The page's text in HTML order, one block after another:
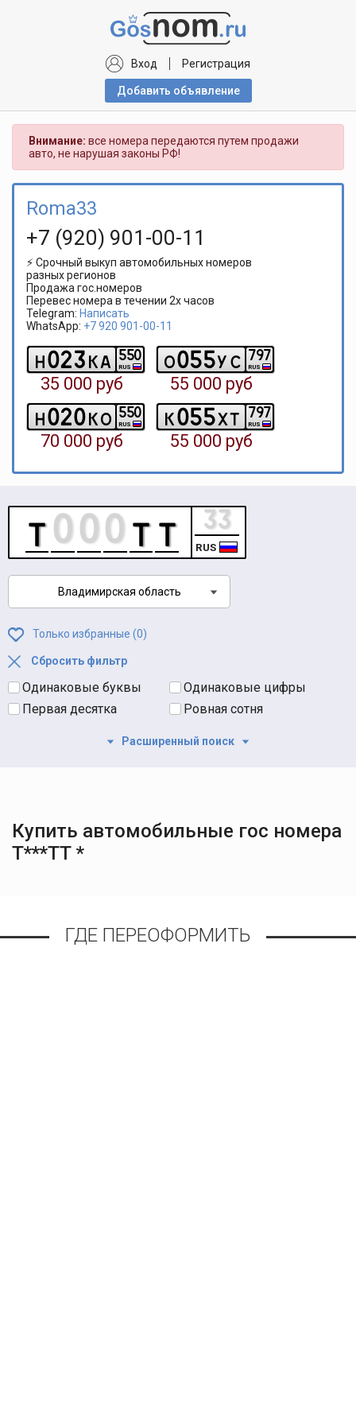
Вход Регистрация
Добавить объявлениe
Внимание: все номера передаются путем продажи
авто, не нарушая законы РФ!
Roma33
+7 (920) 901-00-11
⚡ Срочный выкуп автомобильных номеров
разных регионов
Продажа гос.номеров
Перевес номера в течении 2х часов
Telegram: Написать
WhatsApp: +7 920 901-00-11
h023ka RUS
550
35 000 руб
o055y c RUS
797
55 000 руб
h020ko RUS
550
70 000 руб
k055xt RUS
797
55 000 руб
RUS
Владимирская область
Только избранные (0)
Сбросить фильтр
Одинаковые буквы
Одинаковые цифры
Первая десятка
Ровная сотня
Расширенный поиск
Купить автомобильные гос номера
Т***ТТ *
ГДЕ ПЕРЕОФОРМИТЬ